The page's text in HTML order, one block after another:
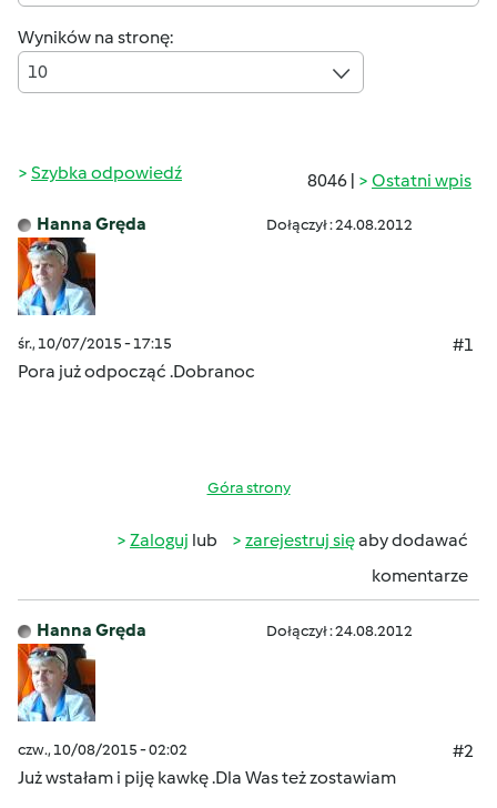
Wyników na stronę:
10
8046 | Ostatni wpis
Szybka odpowiedź
Hanna Gręda Dołączył : 24.08.2012
śr., 10/07/2015 - 17:15
#1
Pora już odpocząć .Dobranoc
Góra strony
Zaloguj lub zarejestruj sięaby dodawać
komentarze
Hanna Gręda Dołączył : 24.08.2012
czw., 10/08/2015 - 02:02
#2
Już wstałam i piję kawkę .Dla Was też zostawiam